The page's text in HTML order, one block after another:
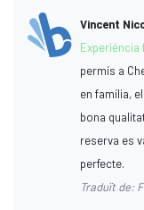
Vincent
permís a
en família,
bona
reserva es
perfecte.
Traduït de: